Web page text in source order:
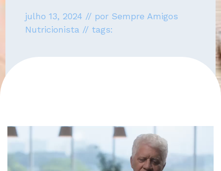
julho 13, 2024 // por Sempre Amigos
Nutricionista // tags: